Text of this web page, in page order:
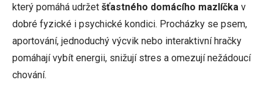
který pomáhá udržet šťastného domácího mazlíčka v
dobré fyzické i psychické kondici. Procházky se psem,
aportování, jednoduchý výcvik nebo interaktivní hračky
pomáhají vybít energii, snižují stres a omezují nežádoucí
chování.